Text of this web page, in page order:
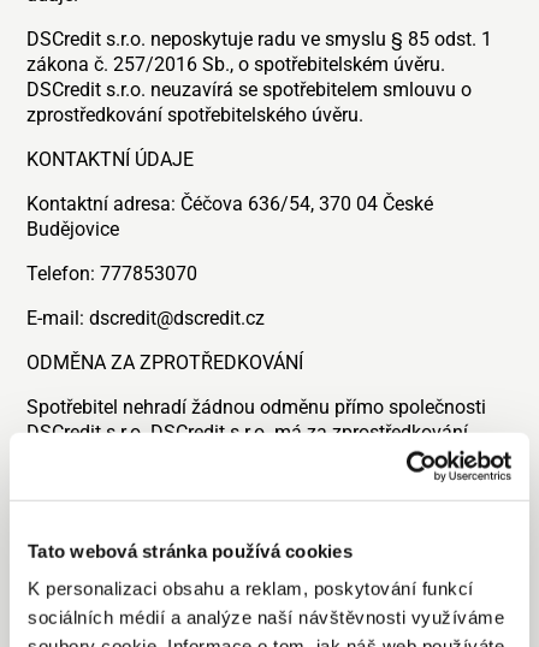
Tato webová stránka používá cookies
K personalizaci obsahu a reklam, poskytování funkcí
sociálních médií a analýze naší návštěvnosti využíváme
DSCredit s.r.o. neposkytuje radu ve smyslu § 85 odst. 1
zákona č. 257/2016 Sb., o spotřebitelském úvěru.
DSCredit s.r.o. neuzavírá se spotřebitelem smlouvu o
zprostředkování spotřebitelského úvěru.
KONTAKTNÍ ÚDAJE
Kontaktní adresa: Čéčova 636/54, 370 04 České
Budějovice
Telefon: 777853070
E-mail: dscredit@dscredit.cz
ODMĚNA ZA ZPROTŘEDKOVÁNÍ
Spotřebitel nehradí žádnou odměnu přímo společnosti
DSCredit s.r.o. DSCredit s.r.o. má za zprostředkování
poskytovatele. DSCredit s.r.o. nesmí současně pobírat
nebo třetí osoby. Uzavření smlouvy o zprostředkování
spotřebitelského úvěru nesmí být svázáno s jakoukoli
doplňkovou službou.